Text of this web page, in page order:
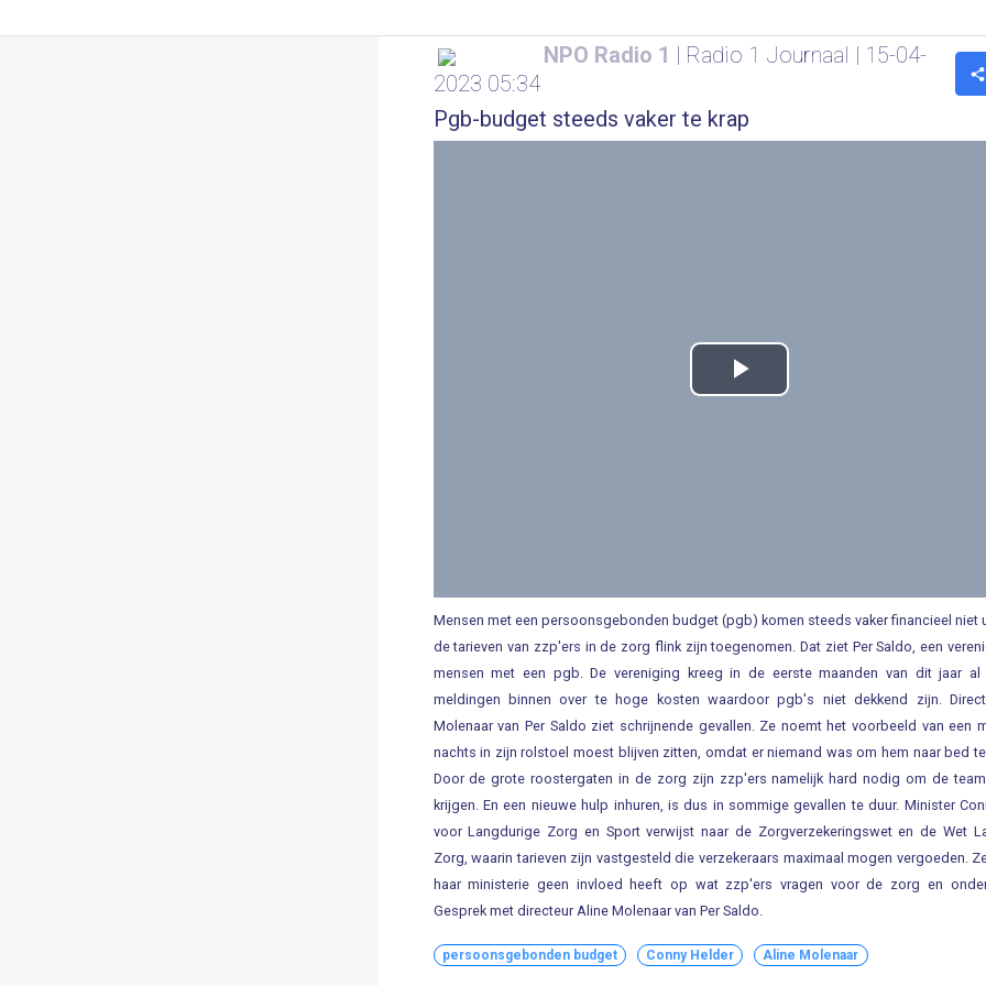
NPO Radio 1 | Radio 1 Journaal | 15-04-
2023 05:34
Pgb-budget steeds vaker te krap
Play
Mensen met een persoonsgebonden budget (pgb) komen steeds vaker financieel niet
de tarieven van zzp'ers in de zorg flink zijn toegenomen. Dat ziet Per Saldo, een
mensen met een pgb. De vereniging kreeg in de eerste maanden van dit jaar al
meldingen binnen over te hoge kosten waardoor pgb's niet dekkend zijn.
Molenaar van Per Saldo ziet schrijnende gevallen. Ze noemt het voorbeeld van een
nachts in zijn rolstoel moest blijven zitten, omdat er niemand was om hem naar bed te
Door de grote roostergaten in de zorg zijn zzp'ers namelijk hard nodig om de
krijgen. En een nieuwe hulp inhuren, is dus in sommige gevallen te duur. Minister
voor Langdurige Zorg en Sport verwijst naar de Zorgverzekeringswet en de Wet
Zorg, waarin tarieven zijn vastgesteld die verzekeraars maximaal mogen vergoeden.
haar ministerie geen invloed heeft op wat zzp'ers vragen voor de zorg en
Gesprek met directeur Aline Molenaar van Per Saldo.
persoonsgebonden budget Conny Helder Aline Molenaar